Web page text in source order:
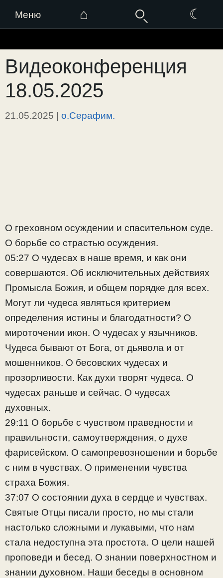
Меню ⌂ ☾
к
содержимому
Видеоконференция
18.05.2025
21.05.2025 | о.Серафим.
О греховном осуждении и спасительном суде.
О борьбе со страстью осуждения.
05:27 О чудесах в наше время, и как они
совершаются. Об исключительных действиях
Промысла Божия, и общем порядке для всех.
Могут ли чудеса являться критерием
определения истины и благодатности? О
мироточении икон. О чудесах у язычников.
Чудеса бывают от Бога, от дьявола и от
мошенников. О бесовских чудесах и
прозорливости. Как духи творят чудеса. О
чудесах раньше и сейчас. О чудесах
духовных.
29:11 О борьбе с чувством праведности и
правильности, самоутверждения, о духе
фарисейском. О самопревозношении и борьбе
с ним в чувствах. О применении чувства
страха Божия.
37:07 О состоянии духа в сердце и чувствах.
Святые Отцы писали просто, но мы стали
настолько сложными и лукавыми, что нам
стала недоступна эта простота. О цели нашей
проповеди и бесед. О знании поверхностном и
знании духовном. Наши беседы в основном